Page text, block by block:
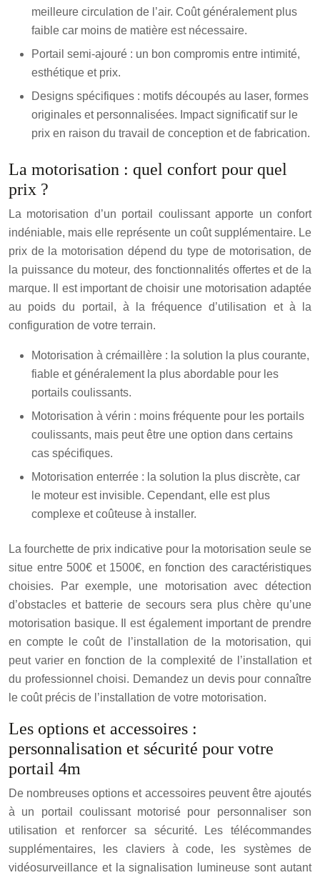
meilleure circulation de l’air. Coût généralement plus
faible car moins de matière est nécessaire.
Portail semi-ajouré : un bon compromis entre intimité,
esthétique et prix.
Designs spécifiques : motifs découpés au laser, formes
originales et personnalisées. Impact significatif sur le
prix en raison du travail de conception et de fabrication.
La motorisation : quel confort pour quel
prix ?
La motorisation d’un portail coulissant apporte un confort
indéniable, mais elle représente un coût supplémentaire. Le
prix de la motorisation dépend du type de motorisation, de
la puissance du moteur, des fonctionnalités offertes et de la
marque. Il est important de choisir une motorisation adaptée
au poids du portail, à la fréquence d’utilisation et à la
configuration de votre terrain.
Motorisation à crémaillère : la solution la plus courante,
fiable et généralement la plus abordable pour les
portails coulissants.
Motorisation à vérin : moins fréquente pour les portails
coulissants, mais peut être une option dans certains
cas spécifiques.
Motorisation enterrée : la solution la plus discrète, car
le moteur est invisible. Cependant, elle est plus
complexe et coûteuse à installer.
La fourchette de prix indicative pour la motorisation seule se
situe entre 500€ et 1500€, en fonction des caractéristiques
choisies. Par exemple, une motorisation avec détection
d’obstacles et batterie de secours sera plus chère qu’une
motorisation basique. Il est également important de prendre
en compte le coût de l’installation de la motorisation, qui
peut varier en fonction de la complexité de l’installation et
du professionnel choisi. Demandez un devis pour connaître
le coût précis de l’installation de votre motorisation.
Les options et accessoires :
personnalisation et sécurité pour votre
portail 4m
De nombreuses options et accessoires peuvent être ajoutés
à un portail coulissant motorisé pour personnaliser son
utilisation et renforcer sa sécurité. Les télécommandes
supplémentaires, les claviers à code, les systèmes de
vidéosurveillance et la signalisation lumineuse sont autant